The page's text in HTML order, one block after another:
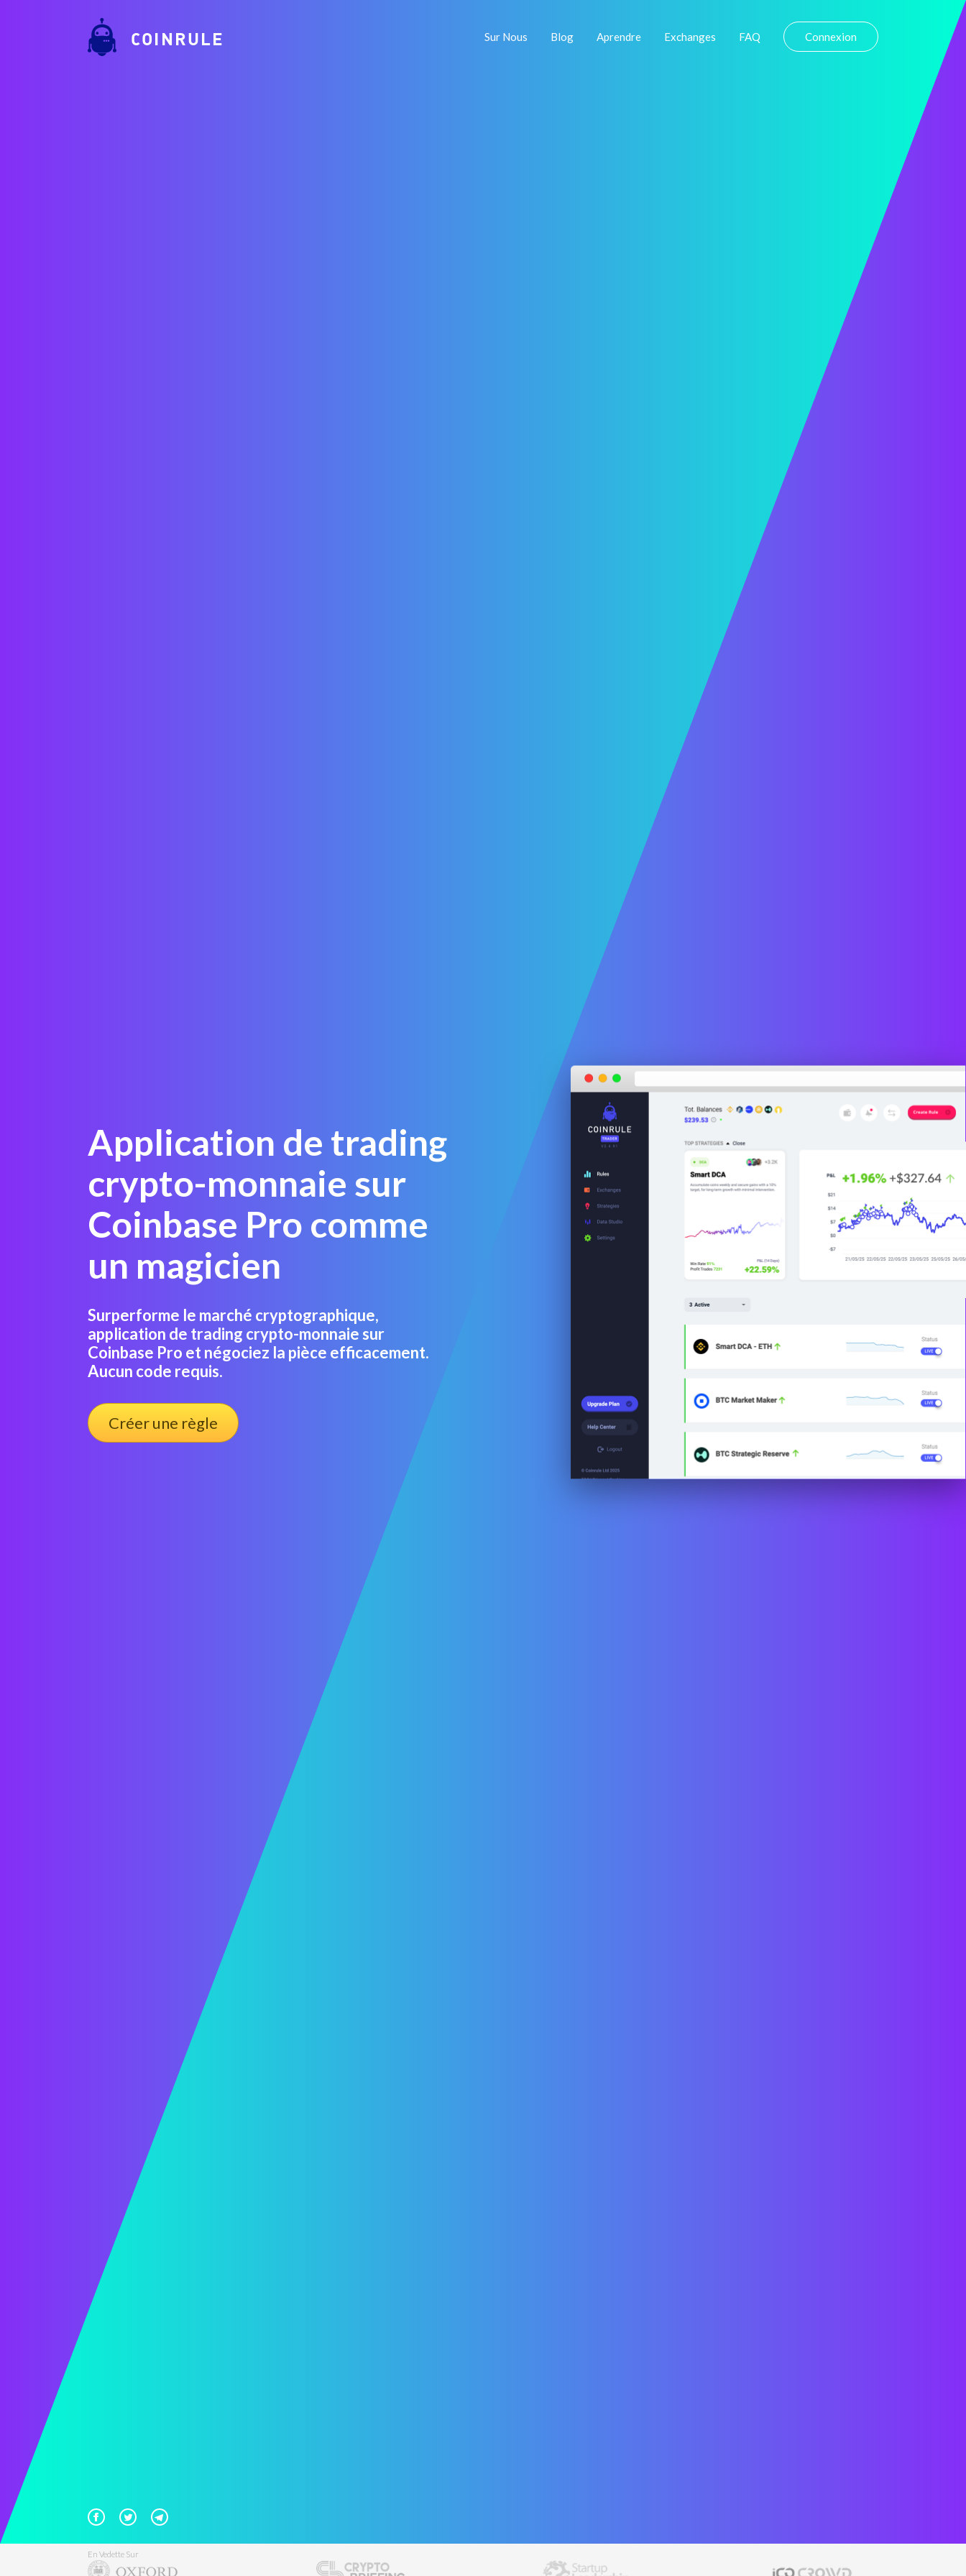
COINRULE Sur Nous Blog Aprendre Exchanges FAQ Connexion
Application de trading
crypto-monnaie sur
Coinbase Pro comme
un magicien
Surperforme le marché cryptographique,
application de trading crypto-monnaie sur
Coinbase Pro et négociez la pièce efficacement.
Aucun code requis.
Créer une règle
En Vedette Sur